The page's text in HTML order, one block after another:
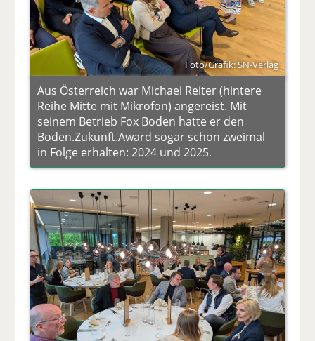
Foto/Grafik: SN-Verlag
Aus Österreich war Michael Reiter (hintere
Reihe Mitte mit Mikrofon) angereist. Mit
seinem Betrieb Fox Boden hatte er den
Boden.Zukunft.Award sogar schon zweimal
in Folge erhalten: 2024 und 2025.